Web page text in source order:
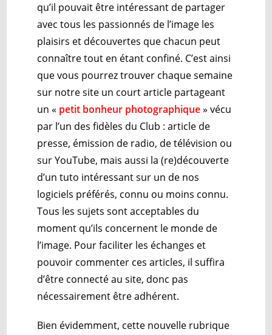
qu’il pouvait être intéressant de partager
avec tous les passionnés de l’image les
plaisirs et découvertes que chacun peut
connaître tout en étant confiné. C’est ainsi
que vous pourrez trouver chaque semaine
sur notre site un court article partageant
un « petit bonheur photographique» vécu
par l’un des fidèles du Club : article de
presse, émission de radio, de télévision ou
sur YouTube, mais aussi la (re)découverte
d’un tuto intéressant sur un de nos
logiciels préférés, connu ou moins connu.
Tous les sujets sont acceptables du
moment qu’ils concernent le monde de
l’image. Pour faciliter les échanges et
pouvoir commenter ces articles, il suffira
d’être connecté au site, donc pas
nécessairement être adhérent.
Bien évidemment, cette nouvelle rubrique